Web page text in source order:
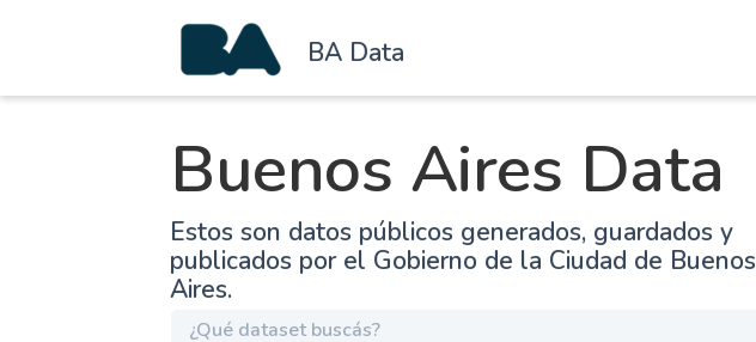
BA Data
Buenos Aires Data
Estos son datos públicos generados, guardados y
publicados por el Gobierno de la Ciudad de Buenos
Aires.